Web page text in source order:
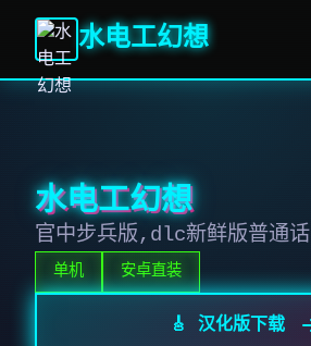
水电工幻想
水电工幻想
官中步兵版,dlc新鲜版普通话
单机 安卓直装
🎸 汉化版下载